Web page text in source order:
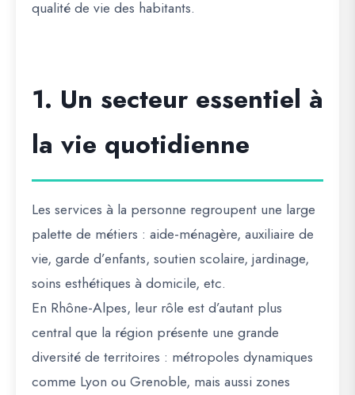
qualité de vie des habitants.
1. Un secteur essentiel à
la vie quotidienne
Les services à la personne regroupent une large
palette de métiers : aide-ménagère, auxiliaire de
vie, garde d’enfants, soutien scolaire, jardinage,
soins esthétiques à domicile, etc.
En Rhône-Alpes, leur rôle est d’autant plus
central que la région présente une grande
diversité de territoires : métropoles dynamiques
comme Lyon ou Grenoble, mais aussi zones